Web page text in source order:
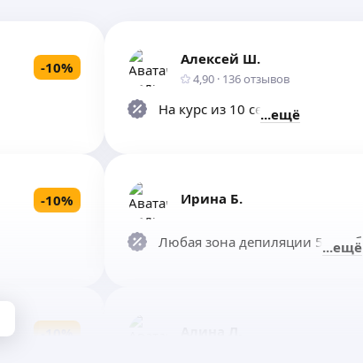
-10%
-10%
Алексей Ш.
4,90 · 136отзывов
На курс из 10 сеансов
ещё
Ирина Б.
Любая зона депиляции 500руб
ещё